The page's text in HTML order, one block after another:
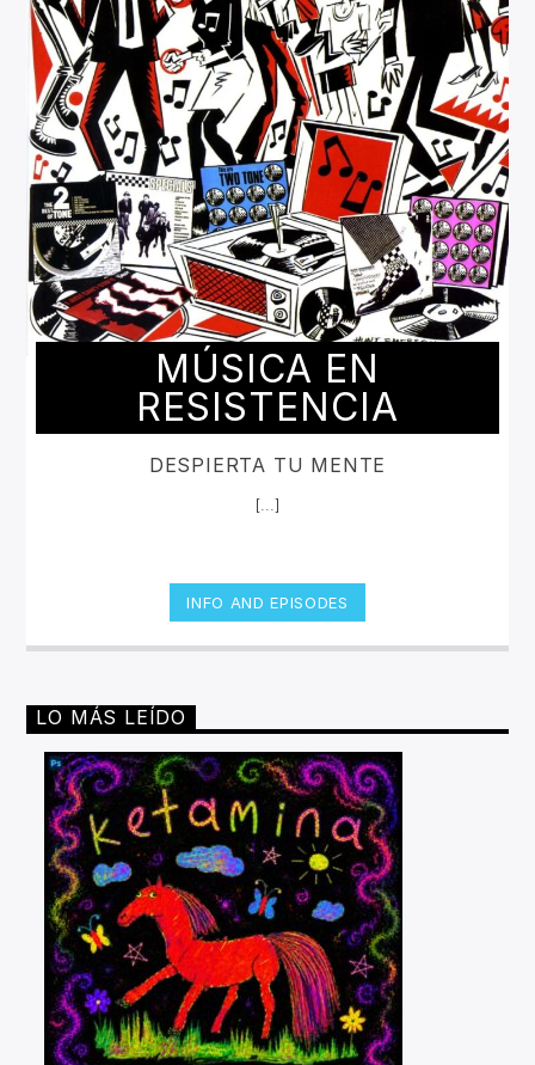
MÚSICA EN
RESISTENCIA
DESPIERTA TU MENTE
[...]
INFO AND EPISODES
LO MÁS LEÍDO